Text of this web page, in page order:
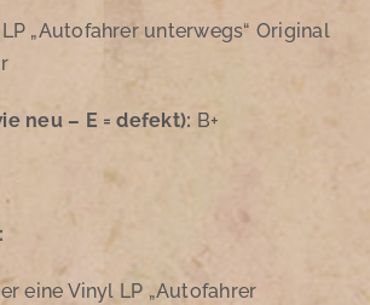
„Autofahrer unterwegs“ Original
neu – E = defekt): B+
eine Vinyl LP „Autofahrer